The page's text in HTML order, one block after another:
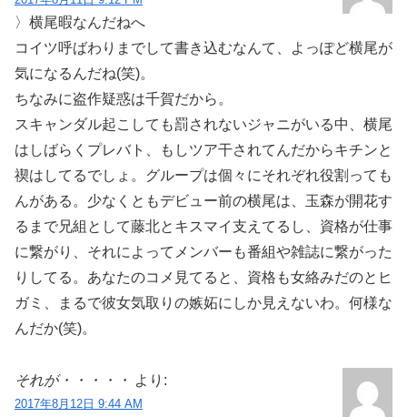
〉横尾暇なんだねへ
コイツ呼ばわりまでして書き込むなんて、よっぽど横尾が
気になるんだね(笑)。
ちなみに盗作疑惑は千賀だから。
スキャンダル起こしても罰されないジャニがいる中、横尾
はしばらくプレバト、もしツア干されてんだからキチンと
禊はしてるでしょ。グループは個々にそれぞれ役割っても
んがある。少なくともデビュー前の横尾は、玉森が開花す
るまで兄組として藤北とキスマイ支えてるし、資格が仕事
に繋がり、それによってメンバーも番組や雑誌に繋がった
りしてる。あなたのコメ見てると、資格も女絡みだのとヒ
ガミ、まるで彼女気取りの嫉妬にしか見えないわ。何様な
んだか(笑)。
それが・・・・・ より:
2017年8月12日 9:44 AM